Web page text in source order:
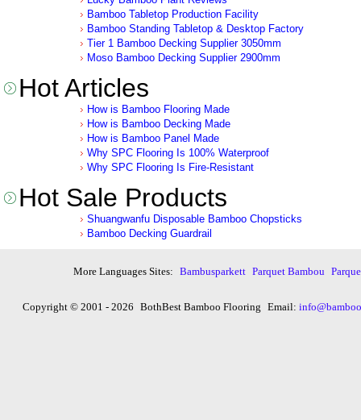
Bamboo Tabletop Production Facility
Bamboo Standing Tabletop & Desktop Factory
Tier 1 Bamboo Decking Supplier 3050mm
Moso Bamboo Decking Supplier 2900mm
Hot Articles
How is Bamboo Flooring Made
How is Bamboo Decking Made
How is Bamboo Panel Made
Why SPC Flooring Is 100% Waterproof
Why SPC Flooring Is Fire-Resistant
Hot Sale Products
Shuangwanfu Disposable Bamboo Chopsticks
Bamboo Decking Guardrail
More Languages Sites: Bambusparkett Parquet Bambou
Copyright © 2001 - 2026 BothBest Bamboo Flooring Email: